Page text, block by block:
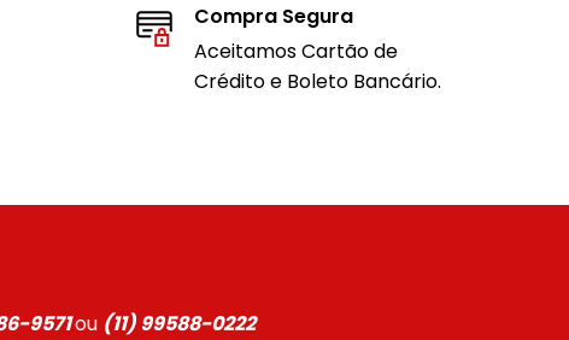
Compra Segura
Aceitamos Cartão de
Crédito e Boleto Bancário.
9571ou (11) 99588-0222